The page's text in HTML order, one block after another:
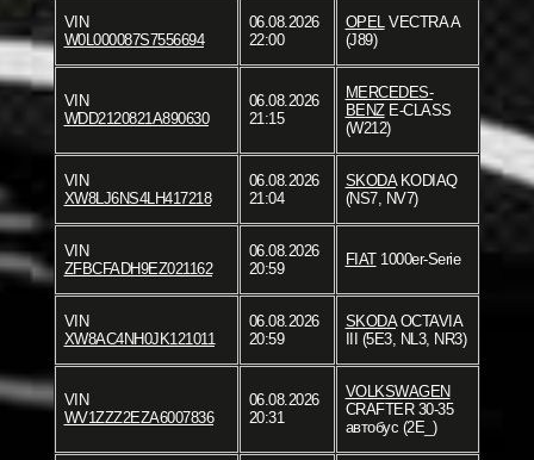
VIN
W0L000087S7556694
06.08.2026
22:00
OPELVECTRA A
(J89)
VIN
WDD2120821A890630
06.08.2026
21:15
MERCEDES-
BENZE-CLASS
(W212)
VIN
XW8LJ6NS4LH417218
06.08.2026
21:04
SKODAKODIAQ
(NS7, NV7)
VIN
ZFBCFADH9EZ021162
06.08.2026
20:59
FIAT1000er-Serie
VIN
XW8AC4NH0JK121011
06.08.2026
20:59
SKODAOCTAVIA
III (5E3, NL3, NR3)
VIN
WV1ZZZ2EZA6007836
06.08.2026
20:31
VOLKSWAGEN
CRAFTER 30-35
автобус (2E_)